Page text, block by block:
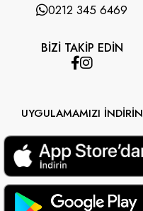
0212 345 6469
BİZİ TAKİP EDİN
UYGULAMAMIZI İNDİRİN